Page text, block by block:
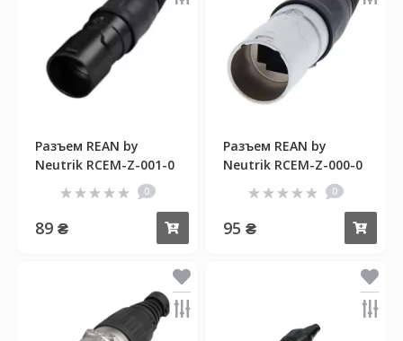
Разъем REAN by
Neutrik RCEM-Z-001-0
0
89 ₴ Купить
Разъем REAN by
Neutrik RCEM-Z-000-0
0
95 ₴